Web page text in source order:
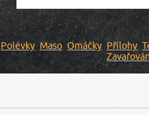
Polévky Maso Omáčky Přílohy